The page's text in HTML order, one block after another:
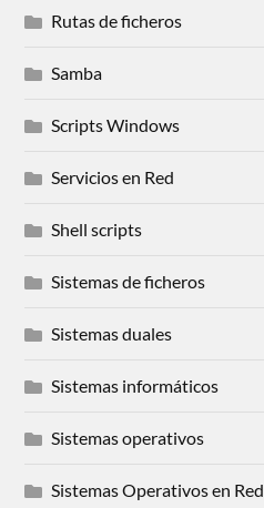
Rutas de ficheros
Samba
Scripts Windows
Servicios en Red
Shell scripts
Sistemas de ficheros
Sistemas duales
Sistemas informáticos
Sistemas operativos
Sistemas Operativos en Red